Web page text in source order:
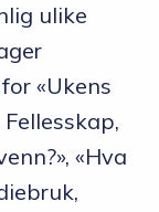
ulike
«Ukens
«Hva